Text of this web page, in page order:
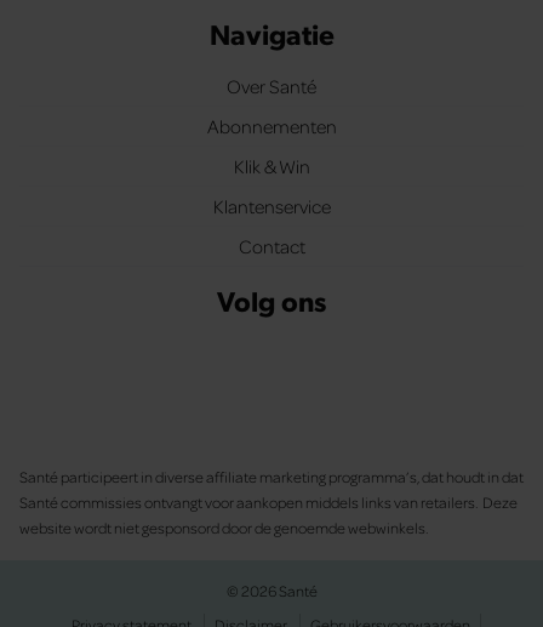
Navigatie
Over Santé
Abonnementen
Klik & Win
Klantenservice
Contact
Volg ons
Santé participeert in diverse affiliate marketing programma’s, dat houdt in dat
Santé commissies ontvangt voor aankopen middels links van retailers. Deze
website wordt niet gesponsord door de genoemde webwinkels.
© 2026 Santé